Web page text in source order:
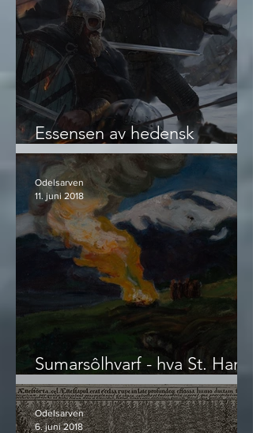
Essensen av hedensk
livsførsel og visdom
Sumarsôlhvarf - hva St. Hans
egentlig er
Odelsarven
11. juni 2018
Odelsarven
6. juni 2018